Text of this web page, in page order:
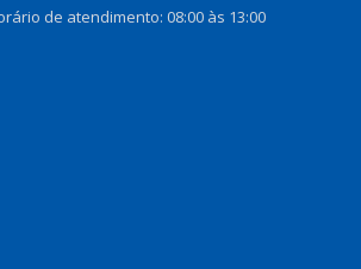
de atendimento: 08:00 às 13:00